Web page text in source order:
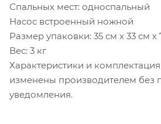
Спальных мест: односпальный
Насос встроенный ножной
Размер упаковки: 35 см х 33 см х
Вес: 3 кг
Характеристики и
изменены производителем без
уведомления.